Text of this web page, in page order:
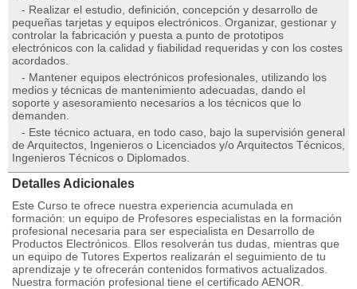
- Realizar el estudio, definición, concepción y desarrollo de
pequeñas tarjetas y equipos electrónicos. Organizar, gestionar y
controlar la fabricación y puesta a punto de prototipos
electrónicos con la calidad y fiabilidad requeridas y con los costes
acordados.
- Mantener equipos electrónicos profesionales, utilizando los
medios y técnicas de mantenimiento adecuadas, dando el
soporte y asesoramiento necesarios a los técnicos que lo
demanden.
- Este técnico actuara, en todo caso, bajo la supervisión general
de Arquitectos, Ingenieros o Licenciados y/o Arquitectos Técnicos,
Ingenieros Técnicos o Diplomados.
Detalles Adicionales
Este Curso te ofrece nuestra experiencia acumulada en
formación: un equipo de Profesores especialistas en la formación
profesional necesaria para ser especialista en Desarrollo de
Productos Electrónicos. Ellos resolverán tus dudas, mientras que
un equipo de Tutores Expertos realizarán el seguimiento de tu
aprendizaje y te ofrecerán contenidos formativos actualizados.
Nuestra formación profesional tiene el certificado AENOR.